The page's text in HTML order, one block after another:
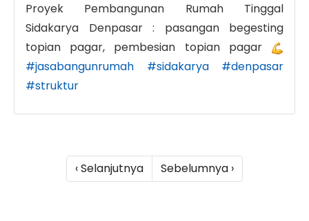
Proyek Pembangunan Rumah Tinggal
Sidakarya Denpasar : pasangan begesting
topian pagar, pembesian topian pagar
#jasabangunrumah
#sidakarya
#denpasar
#struktur
‹ Selanjutnya Sebelumnya ›